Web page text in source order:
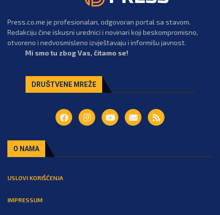
Press.co.me je profesionalan, odgovoran portal sa stavom.
Redakciju čine iskusni urednici i novinari koji beskompromisno,
otvoreno i nedvosmisleno izvještavaju i informišu javnost.
Mi smo tu zbog Vas, čitamo se!
DRUŠTVENE MREŽE
O NAMA
USLOVI KORIŠĆENJA
IMPRESSUM